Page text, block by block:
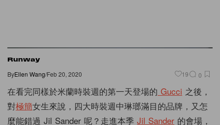
Runway
ByEllen Wang/Feb 20, 2020 19 0
在看完同樣於米蘭時裝週的第一天登場的 Gucci 之後，
對極簡女生來說，四大時裝週中琳瑯滿目的品牌，又怎
麼能錯過 Jil Sander 呢？走進本季 Jil Sander 的會場，